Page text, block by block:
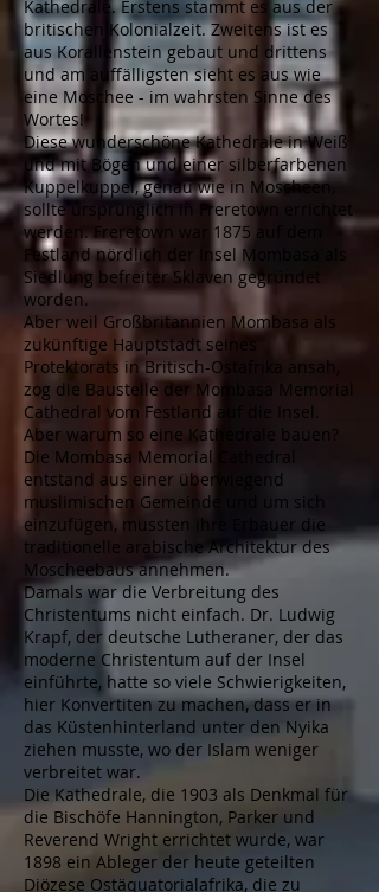
Kathedrale. Erstens stammt es aus der
britischen Kolonialzeit. Zweitens ist es
aus Korallenstein gebaut und drittens
und am auffälligsten sieht es aus wie
eine Moschee - im wahrsten Sinne des
Wortes!
Diese wunderschöne Kathedrale in Weiß
und mit Bögen und einer silberfarbenen
Kuppelkuppel, genau wie in Moscheen,
sollte ursprünglich in Freretown errichtet
werden. Freretown war 1875 auf dem
Festland nördlich der Insel Mombasa als
Siedlung befreiter Sklaven gegründet
worden.
Aber weil Großbritannien Mombasa als
zukünftige Hauptstadt seines
Protektorats in Britisch-Ostafrika ansah,
zog die Baustelle der Mombasa Memorial
Cathedral vom Festland auf die Insel.
Aber warum so eine Kathedrale bauen?
Die Mombasa Memorial Cathedral
entstand aus einer überwiegend
muslimischen Gemeinde und um sich
einzufügen, mussten ihre Erbauer die
traditionelle arabische Architektur des
Moscheebaus annehmen.
Damals war die Verbreitung des
Christentums nicht einfach. Dr. Ludwig
Krapf, der deutsche Lutheraner, der das
moderne Christentum auf der Insel
einführte, hatte so viele Schwierigkeiten,
hier Konvertiten zu machen, dass er in
das Küstenhinterland unter den Nyika
ziehen musste, wo der Islam weniger
verbreitet war.
Die Kathedrale, die 1903 als Denkmal für
die Bischöfe Hannington, Parker und
Reverend Wright errichtet wurde, war
1898 ein Ableger der heute geteilten
Diözese Ostäquatorialafrika, die zu